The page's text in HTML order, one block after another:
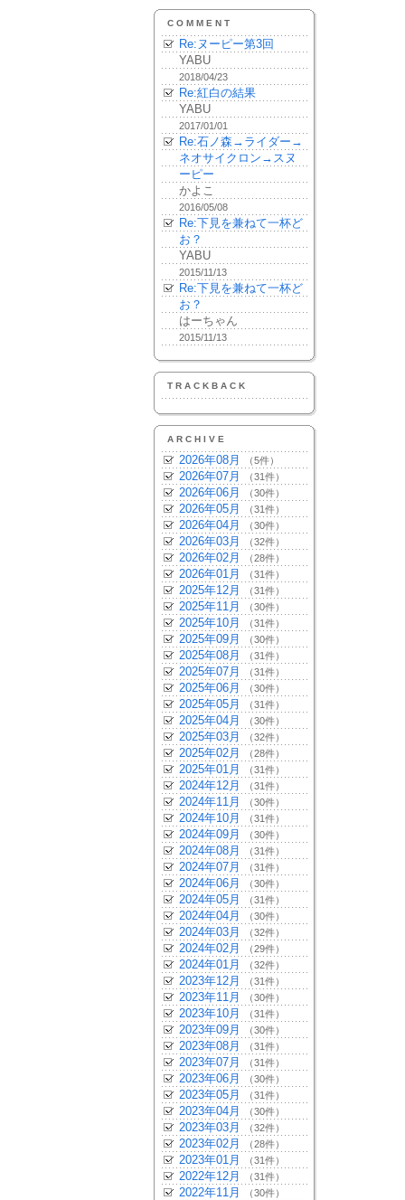
COMMENT
Re:ヌーピー第3回
YABU
2018/04/23
Re:紅白の結果
YABU
2017/01/01
Re:石ノ森→ライダー→
ネオサイクロン→スヌ
ーピー
かよこ
2016/05/08
Re:下見を兼ねて一杯ど
お？
YABU
2015/11/13
Re:下見を兼ねて一杯ど
お？
はーちゃん
2015/11/13
TRACKBACK
ARCHIVE
2026年08月 （5件）
2026年07月 （31件）
2026年06月 （30件）
2026年05月 （31件）
2026年04月 （30件）
2026年03月 （32件）
2026年02月 （28件）
2026年01月 （31件）
2025年12月 （31件）
2025年11月 （30件）
2025年10月 （31件）
2025年09月 （30件）
2025年08月 （31件）
2025年07月 （31件）
2025年06月 （30件）
2025年05月 （31件）
2025年04月 （30件）
2025年03月 （32件）
2025年02月 （28件）
2025年01月 （31件）
2024年12月 （31件）
2024年11月 （30件）
2024年10月 （31件）
2024年09月 （30件）
2024年08月 （31件）
2024年07月 （31件）
2024年06月 （30件）
2024年05月 （31件）
2024年04月 （30件）
2024年03月 （32件）
2024年02月 （29件）
2024年01月 （32件）
2023年12月 （31件）
2023年11月 （30件）
2023年10月 （31件）
2023年09月 （30件）
2023年08月 （31件）
2023年07月 （31件）
2023年06月 （30件）
2023年05月 （31件）
2023年04月 （30件）
2023年03月 （32件）
2023年02月 （28件）
2023年01月 （31件）
2022年12月 （31件）
2022年11月 （30件）